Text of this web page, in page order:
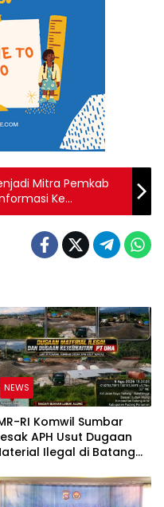
Mitra Pemkab
Ke
NEWS
RI Komwil Sumbar
APH Usut Dugaan
Ilegal di Batang
UHA Diminta Diselidiki
Tuntas